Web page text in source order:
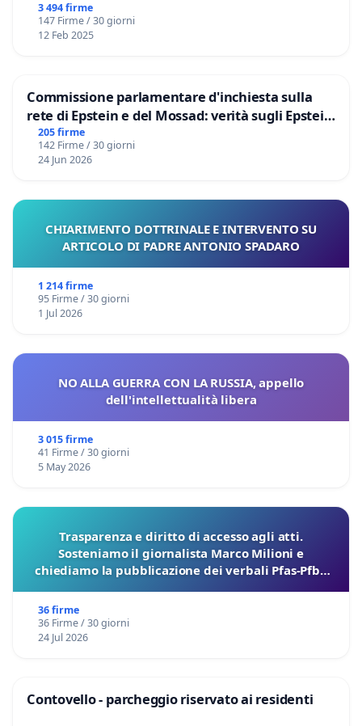
3 494 firme
147 Firme / 30 giorni
12 Feb 2025
Commissione parlamentare d'inchiesta sulla
rete di Epstein e del Mossad: verità sugli Epstein
Files
205 firme
142 Firme / 30 giorni
24 Jun 2026
CHIARIMENTO DOTTRINALE E INTERVENTO SU
ARTICOLO DI PADRE ANTONIO SPADARO
1 214 firme
95 Firme / 30 giorni
1 Jul 2026
NO ALLA GUERRA CON LA RUSSIA, appello
dell'intellettualità libera
3 015 firme
41 Firme / 30 giorni
5 May 2026
Trasparenza e diritto di accesso agli atti.
Sosteniamo il giornalista Marco Milioni e
chiediamo la pubblicazione dei verbali Pfas-Pfba
36 firme
36 Firme / 30 giorni
24 Jul 2026
Contovello - parcheggio riservato ai residenti